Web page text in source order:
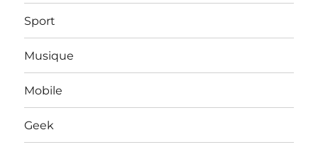
Sport
Musique
Mobile
Geek